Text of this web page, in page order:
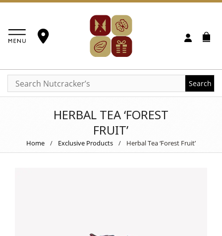
Search
HERBAL TEA ‘FOREST
FRUIT’
Home / Exclusive Products / Herbal Tea ‘Forest Fruit’